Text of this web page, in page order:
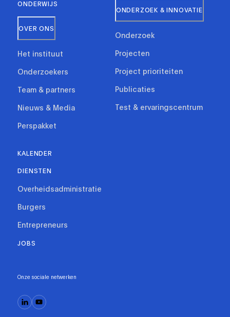
ONDERWIJS
OVER ONS
Het instituut
Onderzoekers
Team & partners
Nieuws & Media
Perspakket
ONDERZOEK & INNOVATIE
Onderzoek
Projecten
Project prioriteiten
Publicaties
Test & ervaringscentrum
KALENDER
DIENSTEN
Overheidsadministratie
Burgers
Entrepreneurs
JOBS
Onze sociale netwerken